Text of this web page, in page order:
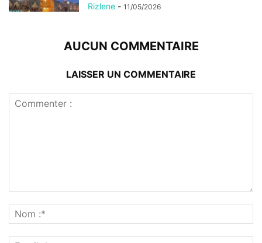
Rizlene - 11/05/2026
AUCUN COMMENTAIRE
LAISSER UN COMMENTAIRE